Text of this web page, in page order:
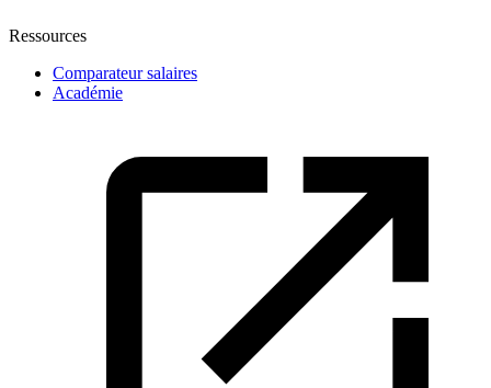
Ressources
Comparateur salaires
Académie